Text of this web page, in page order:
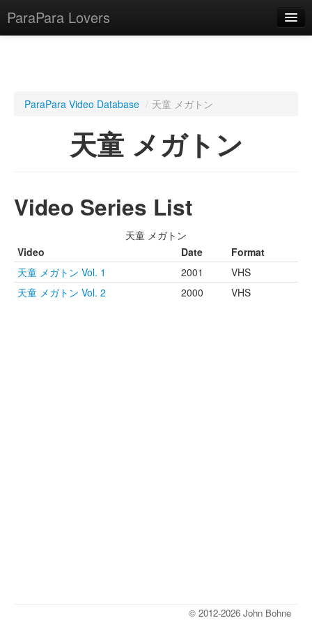
ParaPara Lovers
TechPara Video Database
Lesson Database
ParaPara Video Database / 天童 メガトン
天童 メガトン
Video Series List
天童 メガトン
Video
Date
Format
天童 メガトン Vol. 1
2001
VHS
天童 メガトン Vol. 2
2000 VHS
© 2012-2026 John Bohne